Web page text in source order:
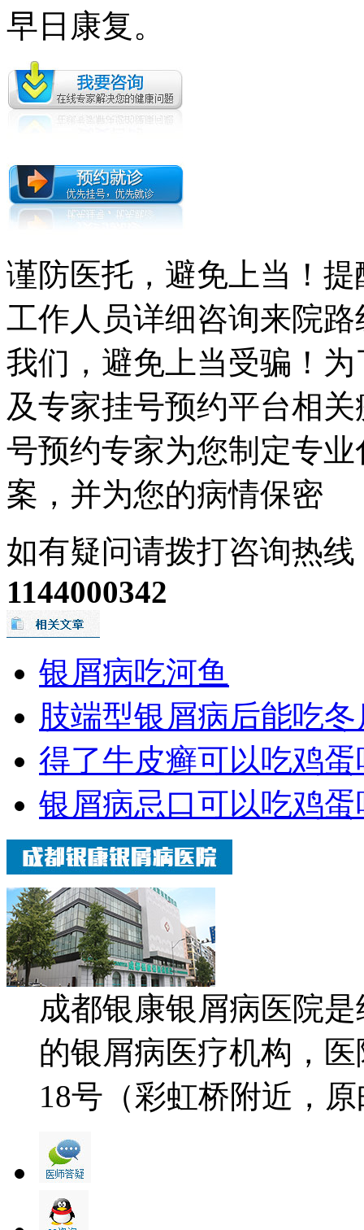
早日康复。
谨防医托，避免上当！
工作人员详细咨询来院
我们，避免上当受骗！
及专家挂号预约平台相
号预约专家为您制定专
案，并为您的病情保密
如有疑问请拨打咨询热线
1144000342
银屑病吃河鱼
肢端型银屑病后能吃
得了牛皮癣可以吃鸡蛋
银屑病忌口可以吃鸡蛋
成都银康银屑病医院
的银屑病医疗机构，
18号（彩虹桥附近，